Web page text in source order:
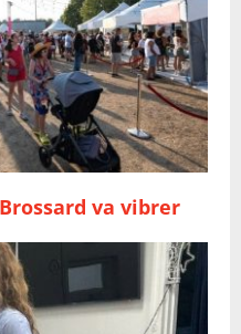
va vibrer